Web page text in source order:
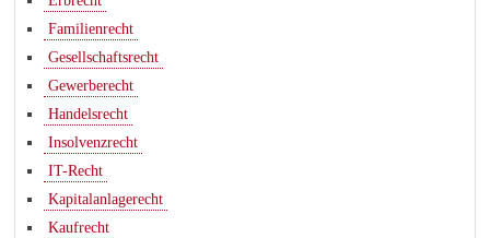
Familienrecht
Gesellschaftsrecht
Gewerberecht
Handelsrecht
Insolvenzrecht
IT-Recht
Kapitalanlagerecht
Kaufrecht